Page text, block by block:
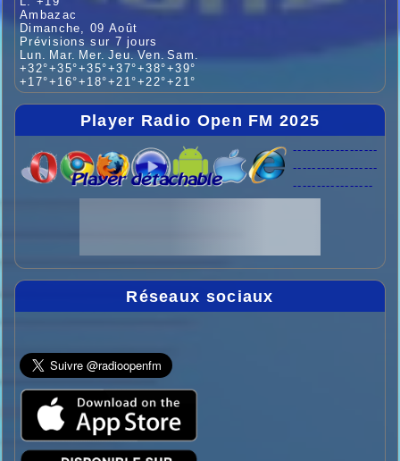
Ambazac
Dimanche, 09 Août
Prévisions sur 7 jours
Lun.
Mar. Mer. Jeu. Ven. Sam.
+32°+35°+35°+37°+38°+39°
+ 17°+ 16°+ 18°+ 21°+ 22°+ 21°
Player Radio Open FM 2025
------------------
------------------
-----------------
Réseaux sociaux